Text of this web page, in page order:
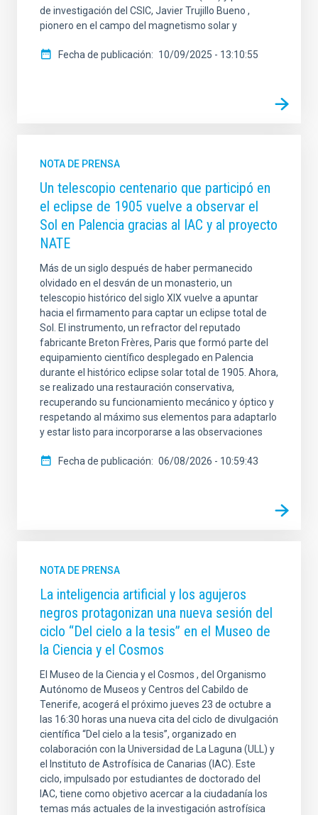
de investigación del CSIC, Javier Trujillo Bueno ,
pionero en el campo del magnetismo solar y
Fecha de publicación 10/09/2025 - 13:10:55
NOTA DE PRENSA
Un telescopio centenario que participó en
el eclipse de 1905 vuelve a observar el
Sol en Palencia gracias al IAC y al proyecto
NATE
Más de un siglo después de haber permanecido
olvidado en el desván de un monasterio, un
telescopio histórico del siglo XIX vuelve a apuntar
hacia el firmamento para captar un eclipse total de
Sol. El instrumento, un refractor del reputado
fabricante Breton Frères, Paris que formó parte del
equipamiento científico desplegado en Palencia
durante el histórico eclipse solar total de 1905. Ahora,
se realizado una restauración conservativa,
recuperando su funcionamiento mecánico y óptico y
respetando al máximo sus elementos para adaptarlo
y estar listo para incorporarse a las observaciones
Fecha de publicación 06/08/2026 - 10:59:43
NOTA DE PRENSA
La inteligencia artificial y los agujeros
negros protagonizan una nueva sesión del
ciclo “Del cielo a la tesis” en el Museo de
la Ciencia y el Cosmos
El Museo de la Ciencia y el Cosmos , del Organismo
Autónomo de Museos y Centros del Cabildo de
Tenerife, acogerá el próximo jueves 23 de octubre a
las 16:30 horas una nueva cita del ciclo de divulgación
científica “Del cielo a la tesis”, organizado en
colaboración con la Universidad de La Laguna (ULL) y
el Instituto de Astrofísica de Canarias (IAC). Este
ciclo, impulsado por estudiantes de doctorado del
IAC, tiene como objetivo acercar a la ciudadanía los
temas más actuales de la investigación astrofísica